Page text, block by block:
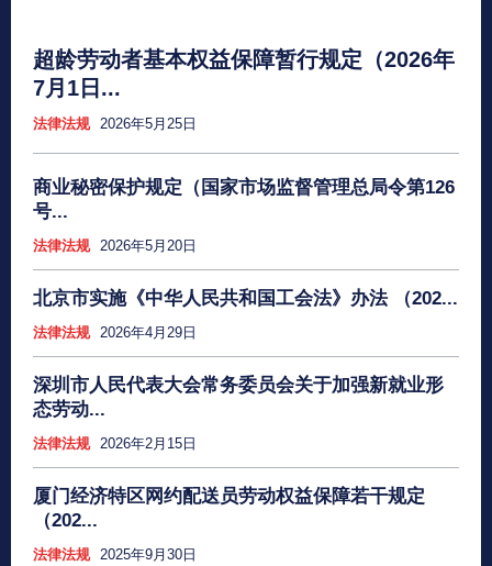
超龄劳动者基本权益保障暂行规定（2026年
7月1日...
法律法规 2026年5月25日
商业秘密保护规定（国家市场监督管理总局令第126
号...
法律法规 2026年5月20日
​北京市实施《中华人民共和国工会法》办法 （202...
法律法规 2026年4月29日
深圳市人民代表大会常务委员会关于加强新就业形
态劳动...
法律法规 2026年2月15日
厦门经济特区网约配送员劳动权益保障若干规定
（202...
法律法规 2025年9月30日